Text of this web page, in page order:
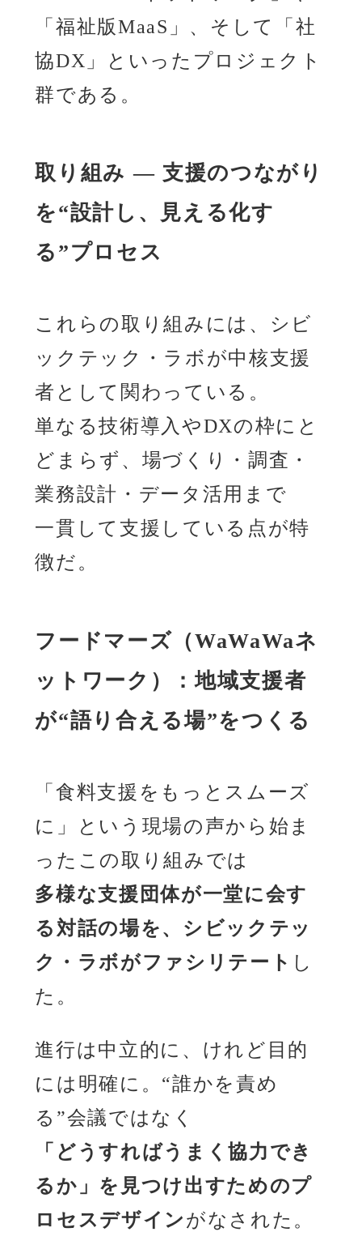
「福祉版MaaS」、そして「社
協DX」といったプロジェクト
群である。
取り組み ― 支援のつながり
を“設計し、見える化す
る”プロセス
これらの取り組みには、シビ
ックテック・ラボが中核支援
者として関わっている。
単なる技術導入やDXの枠にと
どまらず、場づくり・調査・
業務設計・データ活用まで
一貫して支援している点が特
徴だ。
フードマーズ（WaWaWaネ
ットワーク）：地域支援者
が“語り合える場”をつくる
「食料支援をもっとスムーズ
に」という現場の声から始ま
ったこの取り組みでは
多様な支援団体が一堂に会す
る対話の場を、シビックテッ
ク・ラボがファシリテート し
た。
進行は中立的に、けれど目的
には明確に。“誰かを責め
る”会議ではなく
「どうすればうまく協力でき
るか」を見つけ出すためのプ
ロセスデザインがなされた。